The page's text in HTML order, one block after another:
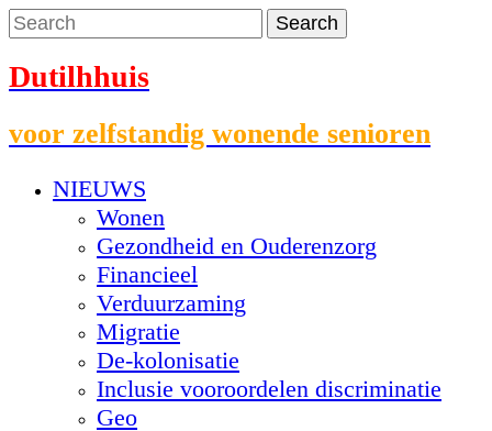
Dutilhhuis
voor zelfstandig wonende senioren
NIEUWS
Wonen
Gezondheid en Ouderenzorg
Financieel
Verduurzaming
Migratie
De-kolonisatie
Inclusie vooroordelen discriminatie
Geo